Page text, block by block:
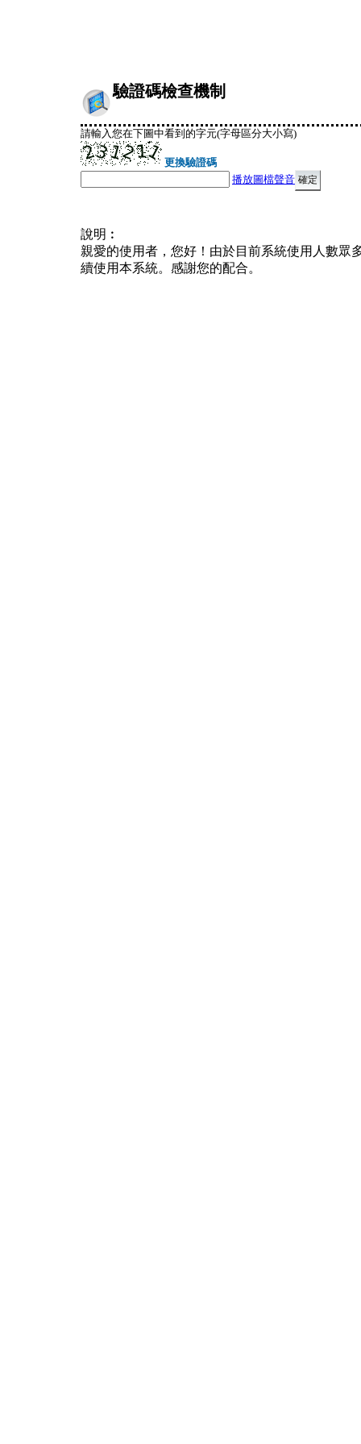
驗證碼檢查機制
請輸入您在下圖中看到的字元(字母區分大小寫)
更換驗證碼
播放圖檔聲音
說明︰
親愛的使用者，您好！由於目前系統使用人數眾
續使用本系統。感謝您的配合。